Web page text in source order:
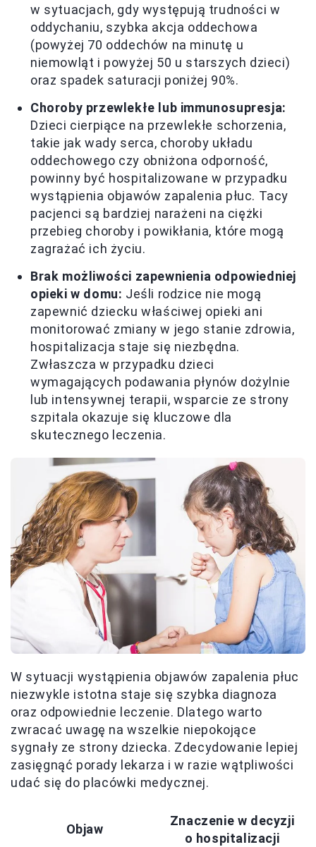
w sytuacjach, gdy występują trudności w
oddychaniu, szybka akcja oddechowa
(powyżej 70 oddechów na minutę u
niemowląt i powyżej 50 u starszych dzieci)
oraz spadek saturacji poniżej 90%.
Choroby przewlekłe lub immunosupresja:
Dzieci cierpiące na przewlekłe schorzenia,
takie jak wady serca, choroby układu
oddechowego czy obniżona odporność,
powinny być hospitalizowane w przypadku
wystąpienia objawów zapalenia płuc. Tacy
pacjenci są bardziej narażeni na ciężki
przebieg choroby i powikłania, które mogą
zagrażać ich życiu.
Brak możliwości zapewnienia odpowiedniej
opieki w domu: Jeśli rodzice nie mogą
zapewnić dziecku właściwej opieki ani
monitorować zmiany w jego stanie zdrowia,
hospitalizacja staje się niezbędna.
Zwłaszcza w przypadku dzieci
wymagających podawania płynów dożylnie
lub intensywnej terapii, wsparcie ze strony
szpitala okazuje się kluczowe dla
skutecznego leczenia.
W sytuacji wystąpienia objawów zapalenia płuc
niezwykle istotna staje się szybka diagnoza
oraz odpowiednie leczenie. Dlatego warto
zwracać uwagę na wszelkie niepokojące
sygnały ze strony dziecka. Zdecydowanie lepiej
zasięgnąć porady lekarza i w razie wątpliwości
udać się do placówki medycznej.
Objaw
Znaczenie w decyzji
o hospitalizacji